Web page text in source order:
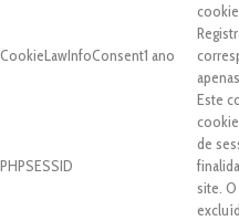
CookieLawInfoConsent1 ano
PHPSESSID
Este
de
site.